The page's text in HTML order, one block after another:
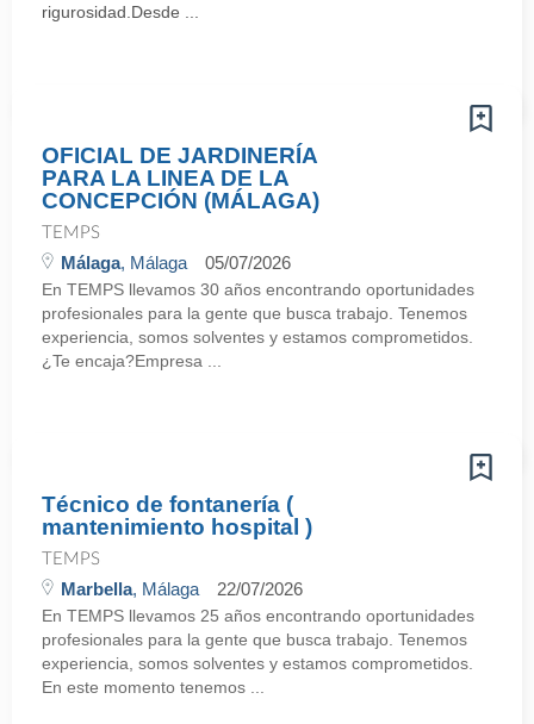
rigurosidad.Desde ...
OFICIAL DE JARDINERÍA
PARA LA LINEA DE LA
CONCEPCIÓN (MÁLAGA)
TEMPS
Málaga, Málaga 05/07/2026
En TEMPS llevamos 30 años encontrando oportunidades
profesionales para la gente que busca trabajo. Tenemos
experiencia, somos solventes y estamos comprometidos.
¿Te encaja?Empresa ...
Técnico de fontanería (
mantenimiento hospital )
TEMPS
Marbella, Málaga 22/07/2026
En TEMPS llevamos 25 años encontrando oportunidades
profesionales para la gente que busca trabajo. Tenemos
experiencia, somos solventes y estamos comprometidos.
En este momento tenemos ...